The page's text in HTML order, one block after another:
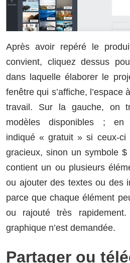
Après avoir repéré le
convient, cliquez dessus
dans laquelle élaborer le
fenêtre qui s’affiche, l’espace
travail. Sur la gauche, on
modèles disponibles ; en
indiqué « gratuit » si ceux-ci
gracieux, sinon un symbole
contient un ou plusieurs
ou ajouter des textes ou des
parce que chaque élément
ou rajouté très rapidement.
graphique n’est demandée.
Partager ou